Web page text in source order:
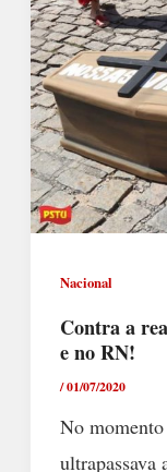
Nacional
Contra a
e no RN!
/01/07/2020
No
ultrapassava